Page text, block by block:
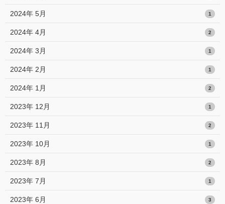
2024年 5月 1
2024年 4月 2
2024年 3月 1
2024年 2月 1
2024年 1月 2
2023年 12月 1
2023年 11月 2
2023年 10月 1
2023年 8月 2
2023年 7月 1
2023年 6月 3